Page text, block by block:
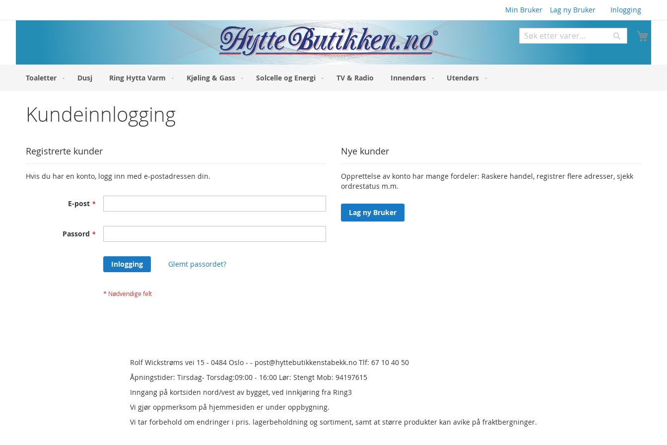
Min Bruker Inlogging
Lag ny Bruker
til
Søk
Toaletter Dusj Ring Hytta Varm Kjøling & Gass Solcelle og Energi TV & Radio Innendørs Utendørs
Kundeinnlogging
Registrerte kunder
Hvis du har en konto, logg inn med e-postadressen din.
E-post
Passord
Inlogging Glemt passordet?
Nye kunder
Opprettelse av konto har mange fordeler: Raskere handel, registrer flere adresser, sjekk
ordrestatus m.m.
Lag ny Bruker
Rolf Wickstrøms vei 15 - 0484 Oslo - - post@hyttebutikkenstabekk.no Tlf: 67 10 40 50
Åpningstider: Tirsdag- Torsdag:09:00 - 16:00 Lør: Stengt Mob: 94197615
Inngang på kortsiden nord/vest av bygget, ved innkjøring fra Ring3
Vi gjør oppmerksom på hjemmesiden er under oppbygning.
Vi tar forbehold om endringer i pris. lagerbeholdning og sortiment, samt at større produkter kan avike på fraktbergninger.